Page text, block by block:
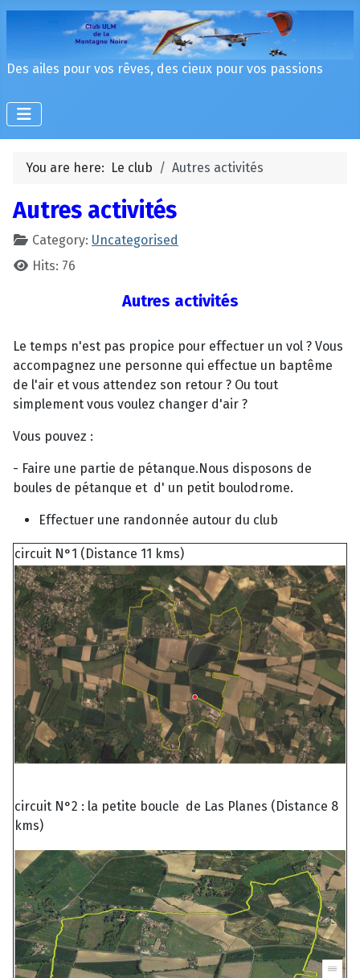
Des ailes pour vos rêves, des cieux pour vos passions
You are here: Le club Autres activités
Autres activités
Category: Uncategorised
Hits: 76
Autres activités
Le temps n'est pas propice pour effectuer un vol ? Vous
accompagnez une personne qui effectue un baptême
de l'air et vous attendez son retour ? Ou tout
simplement vous voulez changer d'air ?
Vous pouvez :
- Faire une partie de pétanque.Nous disposons de
boules de pétanque et d' un petit boulodrome.
Effectuer une randonnée autour du club
circuit N°1 (Distance 11 kms)
circuit N°2 : la petite boucle de Las Planes (Distance 8
kms)